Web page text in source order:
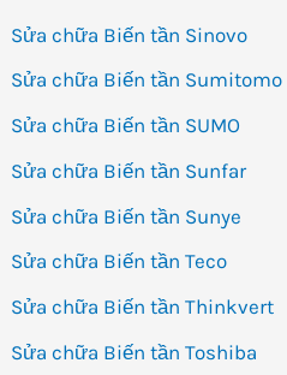
Sửa chữa Biến tần Sinovo
Sửa chữa Biến tần Sumitomo
Sửa chữa Biến tần SUMO
Sửa chữa Biến tần Sunfar
Sửa chữa Biến tần Sunye
Sửa chữa Biến tần Teco
Sửa chữa Biến tần Thinkvert
Sửa chữa Biến tần Toshiba